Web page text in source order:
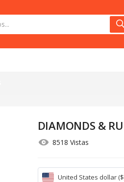
DIAMONDS &
8518 Vistas
United States dollar